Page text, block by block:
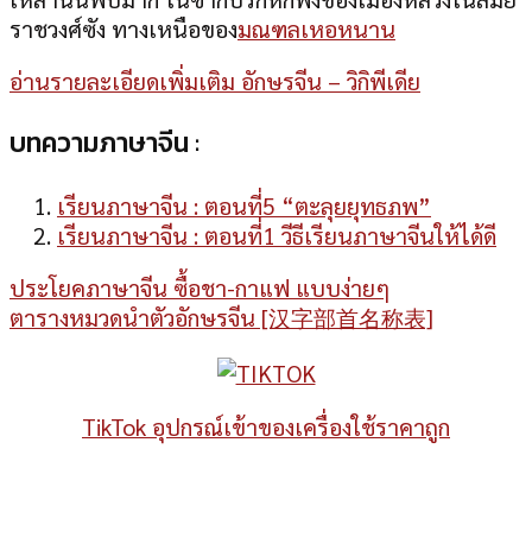
ราชวงศ์ซัง ทางเหนือของมณฑลเหอหนาน
อ่านรายละเอียดเพิ่มเติม อักษรจีน – วิกิพีเดีย
บทความภาษาจีน :
เรียนภาษาจีน : ตอนที่5 “ตะลุยยุทธภพ”
เรียนภาษาจีน : ตอนที่1 วีธีเรียนภาษาจีนให้ได้ดี
ประโยคภาษาจีน ซื้อชา-กาแฟ แบบง่ายๆ
ตารางหมวดนำตัวอักษรจีน [汉字部首名称表]
TikTok อุปกรณ์เข้าของเครื่องใช้ราคาถูก